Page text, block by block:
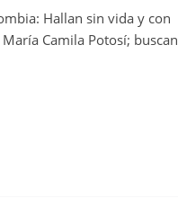
Hallan sin vida y con
Camila Potosí; buscan